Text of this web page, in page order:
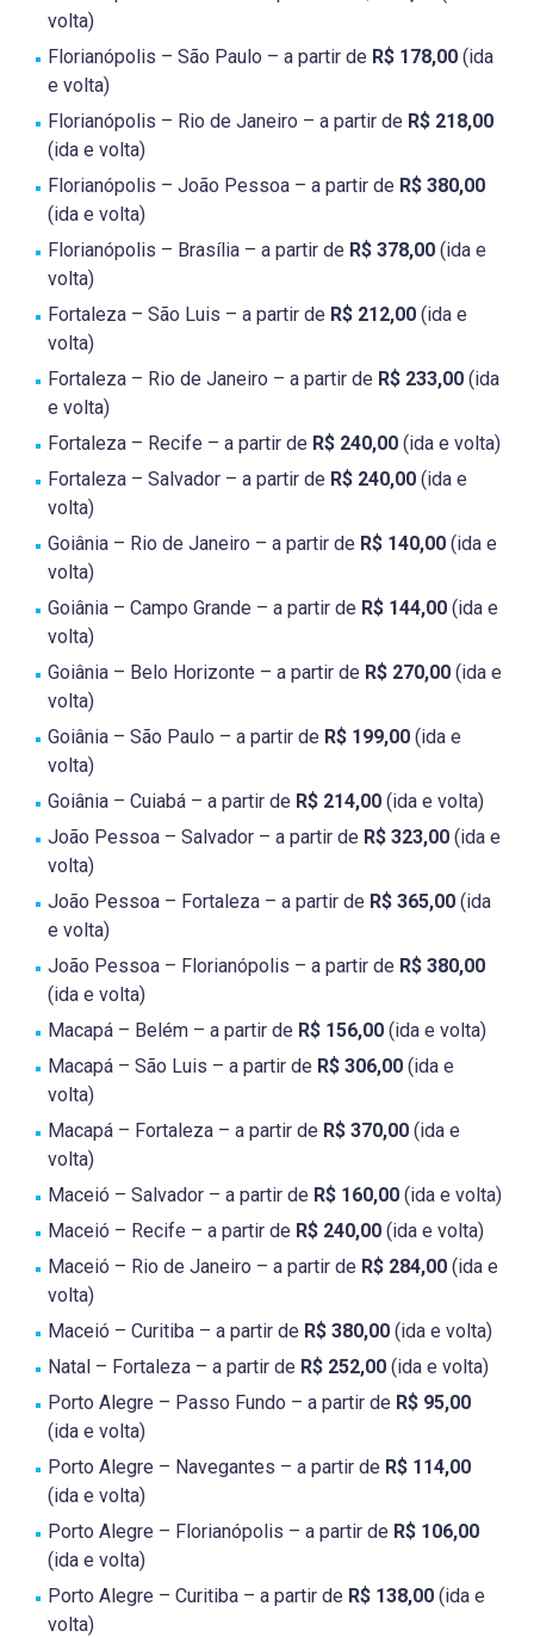
volta)
Florianópolis – São Paulo – a partir de R$ 178,00 (ida
e volta)
Florianópolis – Rio de Janeiro – a partir de R$ 218,00
(ida e volta)
Florianópolis – João Pessoa – a partir de R$ 380,00
(ida e volta)
Florianópolis – Brasília – a partir de R$ 378,00 (ida e
volta)
Fortaleza – São Luis – a partir de R$ 212,00 (ida e
volta)
Fortaleza – Rio de Janeiro – a partir de R$ 233,00 (ida
e volta)
Fortaleza – Recife – a partir de R$ 240,00 (ida e volta)
Fortaleza – Salvador – a partir de R$ 240,00 (ida e
volta)
Goiânia – Rio de Janeiro – a partir de R$ 140,00 (ida e
volta)
Goiânia – Campo Grande – a partir de R$ 144,00 (ida e
volta)
Goiânia – Belo Horizonte – a partir de R$ 270,00 (ida e
volta)
Goiânia – São Paulo – a partir de R$ 199,00 (ida e
volta)
Goiânia – Cuiabá – a partir de R$ 214,00 (ida e volta)
João Pessoa – Salvador – a partir de R$ 323,00 (ida e
volta)
João Pessoa – Fortaleza – a partir de R$ 365,00 (ida
e volta)
João Pessoa – Florianópolis – a partir de R$ 380,00
(ida e volta)
Macapá – Belém – a partir de R$ 156,00 (ida e volta)
Macapá – São Luis – a partir de R$ 306,00 (ida e
volta)
Macapá – Fortaleza – a partir de R$ 370,00 (ida e
volta)
Maceió – Salvador – a partir de R$ 160,00 (ida e volta)
Maceió – Recife – a partir de R$ 240,00 (ida e volta)
Maceió – Rio de Janeiro – a partir de R$ 284,00 (ida e
volta)
Maceió – Curitiba – a partir de R$ 380,00 (ida e volta)
Natal – Fortaleza – a partir de R$ 252,00 (ida e volta)
Porto Alegre – Passo Fundo – a partir de R$ 95,00
(ida e volta)
Porto Alegre – Navegantes – a partir de R$ 114,00
(ida e volta)
Porto Alegre – Florianópolis – a partir de R$ 106,00
(ida e volta)
Porto Alegre – Curitiba – a partir de R$ 138,00 (ida e
volta)